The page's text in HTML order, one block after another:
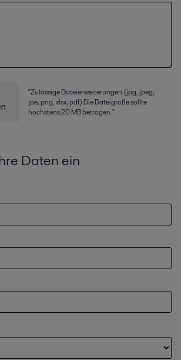
"Zulässige Dateierweiterungen (jpg, jpeg,
jpe, png, xlsx, pdf) Die Dateigröße sollte
höchstens 20 MB betragen."
Daten ein